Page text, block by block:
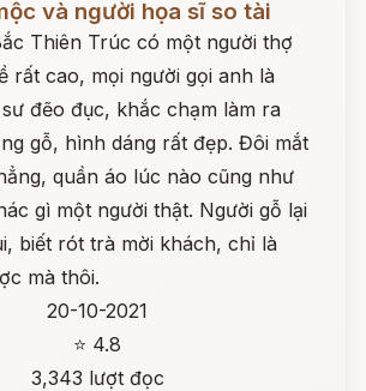
và người họa sĩ so tài
Thiên Trúc có một người thợ
rất cao, mọi người gọi anh là
đẽo đục, khắc chạm làm ra
gỗ, hình dáng rất đẹp. Đôi mắt
quần áo lúc nào cũng như
gì một người thật. Người gỗ lại
biết rót trà mời khách, chỉ là
mà thôi.
20-10-2021
⭐ 4.8
3,343 lượt đọc